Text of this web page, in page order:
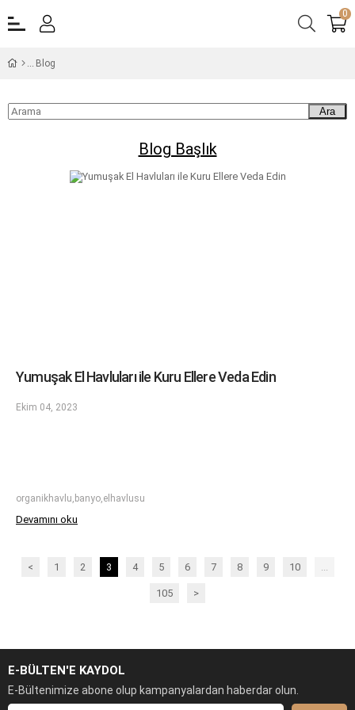
0
Blog
Ara
Blog Başlık
Yumuşak El Havluları ile Kuru Ellere Veda Edin
Ekim 04, 2023
organikhavlu,banyo,elhavlusu
Devamını oku
< 1 2 3 4 5 6 7 8 9 10 ...
105 >
E-BÜLTEN'E KAYDOL
E-Bültenimize abone olup kampanyalardan haberdar olun.